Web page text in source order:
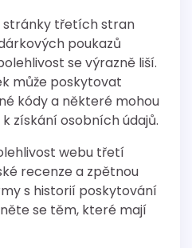
stránky třetích stran
poukazů
se výrazně liší.
může poskytovat
kódy a některé mohou
získání osobních údajů.
webu třetí
recenze a zpětnou
s historií poskytování
se těm, které mají